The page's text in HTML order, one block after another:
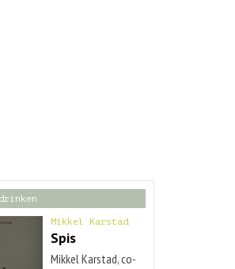
Mikkel Karstad
Spis
Mikkel Karstad, co-